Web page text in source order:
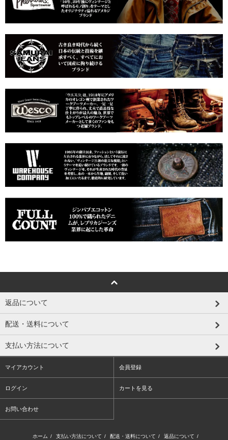
返品について
配送・送料について
支払い方法について
マイアカウント 会員登録
ログイン カートを見る
お問い合わせ
ホーム / 支払い方法について / 配送・送料について / 返品について /